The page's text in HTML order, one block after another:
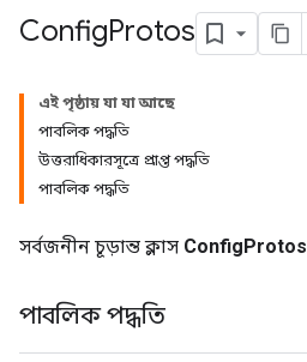
ConfigProtos
এই পৃষ্ঠায় যা যা আছে
পাবলিক পদ্ধতি
উত্তরাধিকারসূত্রে প্রাপ্ত পদ্ধতি
পাবলিক পদ্ধতি
সর্বজনীন চূড়ান্ত ক্লাস ConfigProtos
পাবলিক পদ্ধতি